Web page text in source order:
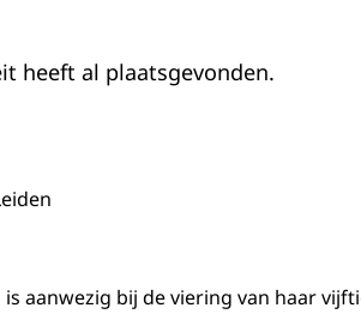
heeft al plaatsgevonden.
aanwezig bij de viering van haar